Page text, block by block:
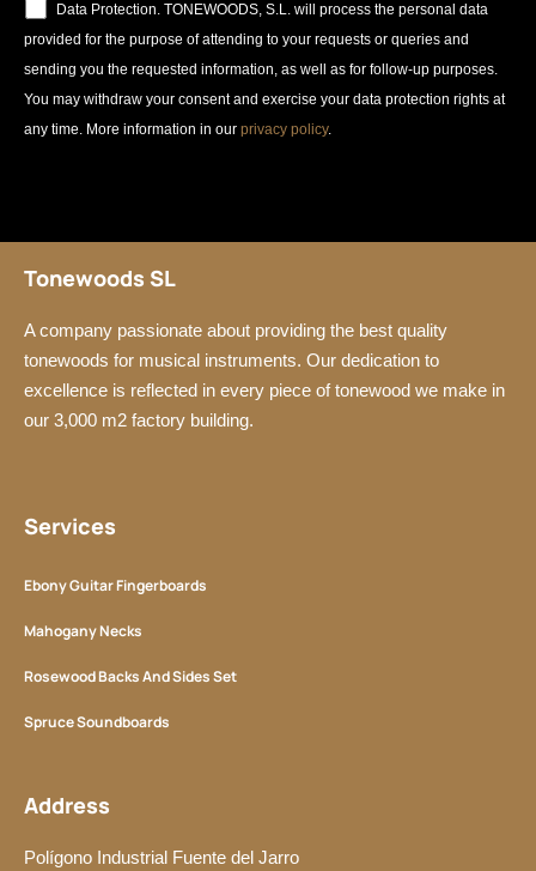
Data Protection. TONEWOODS, S.L. will process the personal data
provided for the purpose of attending to your requests or queries and
sending you the requested information, as well as for follow-up purposes.
You may withdraw your consent and exercise your data protection rights at
any time. More information in our privacy policy.
Tonewoods SL
A company passionate about providing the best quality
tonewoods for musical instruments. Our dedication to
excellence is reflected in every piece of tonewood we make in
our 3,000 m2 factory building.
Services
Ebony Guitar Fingerboards
Mahogany Necks
Rosewood Backs And Sides Set
Spruce Soundboards
Address
Polígono Industrial Fuente del Jarro